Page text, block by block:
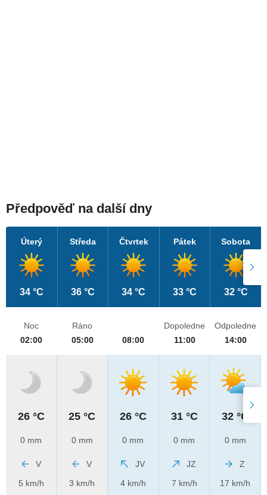
Předpověď na další dny
Úterý
34 °C
Středa
36 °C
Čtvrtek
34 °C
Pátek
33 °C
Sobota
32 °C
Noc
02:00
26 °C
0 mm
V
5 km/h
Ráno
05:00
25 °C
0 mm
V
3 km/h
08:00
26 °C
0 mm
JV
4 km/h
Dopoledne
11:00
31 °C
0 mm
JZ
7 km/h
Odpoledne
14:00
32 °C
0 mm
Z
17 km/h